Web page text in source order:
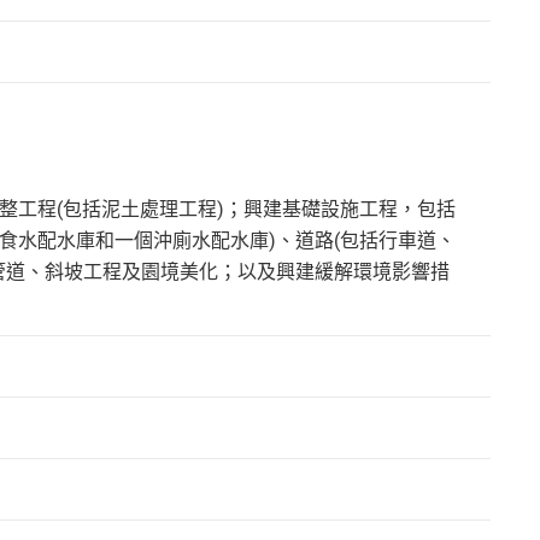
工程(包括泥土處理工程)；興建基礎設施工程，包括
水配水庫和一個沖廁水配水庫)、道路(包括行車道、
、斜坡工程及園境美化；以及興建緩解環境影響措